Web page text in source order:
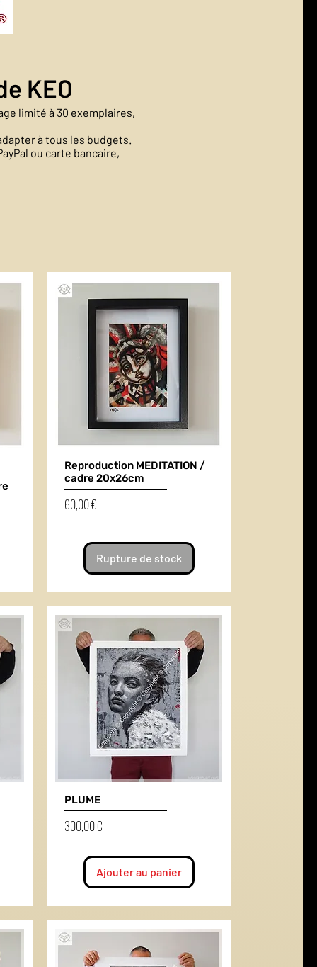
KEO
limité à 30 exemplaires,
à tous les budgets.
ou carte bancaire,
Reproduction MEDITATION /
cadre 20x26cm
Prix
60,00 €
Rupture de stock
PLUME
Prix
300,00 €
Ajouter au panier